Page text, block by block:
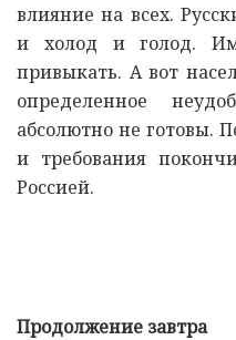
влияние на всех.
и холод и голод.
привыкать. А вот
определенное
абсолютно не готовы.
и требования
Россией.
Продолжение завтра